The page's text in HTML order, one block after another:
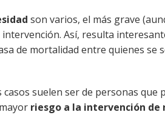
son varios, el más grave
Así, resulta
de mortalidad entre quienes se
suelen ser de personas que
riesgo a la intervención de